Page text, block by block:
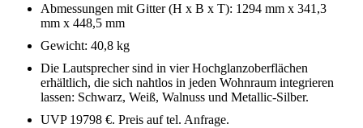
Abmessungen mit Gitter (H x B x T): 1294 mm x 341,3
mm x 448,5 mm
Gewicht: 40,8 kg
Die Lautsprecher sind in vier Hochglanzoberflächen
erhältlich, die sich nahtlos in jeden Wohnraum integrieren
lassen: Schwarz, Weiß, Walnuss und Metallic-Silber.
UVP 19798 €. Preis auf tel. Anfrage.